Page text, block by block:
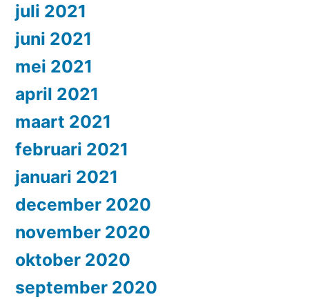
juli 2021
juni 2021
mei 2021
april 2021
maart 2021
februari 2021
januari 2021
december 2020
november 2020
oktober 2020
september 2020